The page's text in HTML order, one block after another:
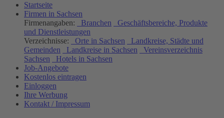
Startseite
Firmen in Sachsen
Firmenangaben:
Branchen
Geschäftsbereiche, Produkte
und Dienstleistungen
Verzeichnisse:
Orte in Sachsen
Landkreise, Städte und
Gemeinden
Landkreise in Sachsen
Vereinsverzeichnis
Sachsen
Hotels in Sachsen
Job-Angebote
Kostenlos eintragen
Einloggen
Ihre Werbung
Kontakt / Impressum